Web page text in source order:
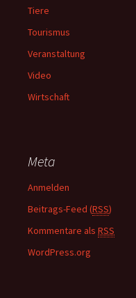
Tiere
Tourismus
Veranstaltung
Video
Wirtschaft
Meta
Anmelden
Beitrags-Feed (RSS)
Kommentare als RSS
WordPress.org